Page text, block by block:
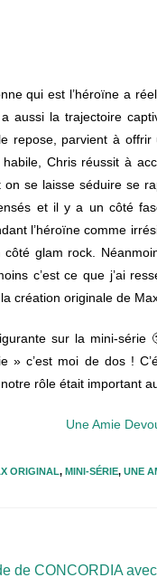
qui est l’héroïne a
aussi la trajectoire
repose, parvient à
Chris réussit à
se laisse séduire se
et il y a un côté
l’héroïne comme
glam rock.
c’est ce que j’ai
création originale de
sur la mini-série
» c’est moi de dos !
rôle était important
Une Amie
ORIGINAL, MINI-SÉRIE, UNE
de CONCORDIA avec